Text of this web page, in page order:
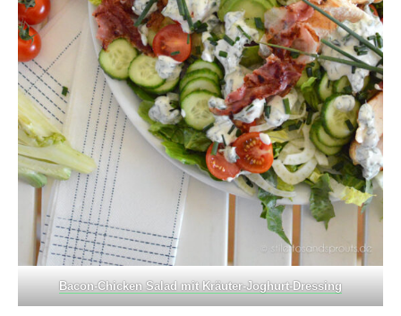
Bacon-Chicken Salad mit Kräuter-Joghurt-Dressing